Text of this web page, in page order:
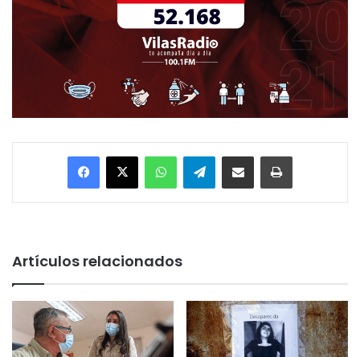
Facebook
X WhatsAppTelegramEnviar vía email Imprimir
Artículos relacionados